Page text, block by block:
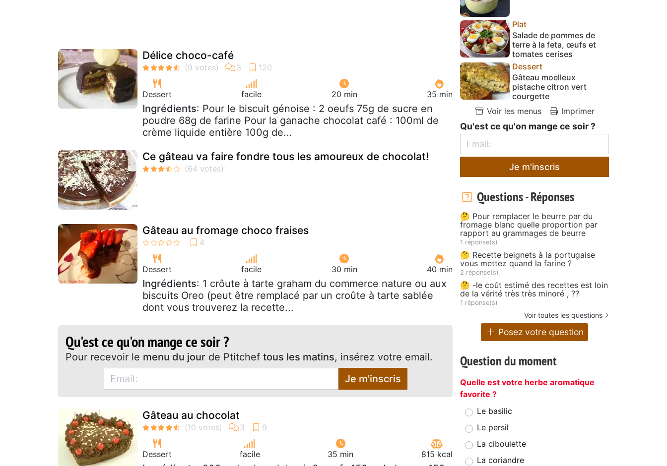
Délice choco-café
Dessert facile 20 min 35 min
Ingrédients: Pour le biscuit génoise : 2 oeufs 75g de sucre en
poudre 68g de farine Pour la ganache chocolat café : 100ml de
crème liquide entière 100g de...
Ce gâteau va faire fondre tous les amoureux de chocolat!
Gâteau au fromage choco fraises
Dessert facile 30 min 40 min
Ingrédients: 1 crôute à tarte graham du commerce nature ou aux
biscuits Oreo (peut être remplacé par un croûte à tarte sablée
dont vous trouverez la recette...
Qu'est ce qu'on mange ce soir ?
Pour recevoir le menu du jour de Ptitchef tous les matins, insérez votre email.
Je m'inscris
Gâteau au chocolat
Dessert facile 35 min 815 kcal
Plat
Salade de pommes de
terre à la feta, œufs et
tomates cerises
Dessert
Gâteau moelleux
pistache citron vert
courgette
Voir les menus
Imprimer
Qu'est ce qu'on mange ce soir ?
Je m'inscris
Questions - Réponses
🤔 Pour remplacer le beurre par du
fromage blanc quelle proportion par
rapport au grammages de beurre
1 réponse(s)
🤔 Recette beignets à la portugaise
vous mettez quand la farine ?
2 réponse(s)
🤔 -le coût estimé des recettes est loin
de la vérité très très minoré , ??
1 réponse(s)
Voir toutes les questions
Posez votre question
Question du moment
Quelle est votre herbe aromatique
favorite ?
Le basilic
Le persil
La ciboulette
La coriandre